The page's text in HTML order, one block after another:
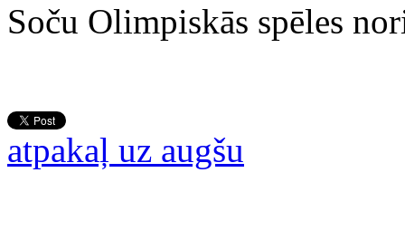
Soču Olimpiskās spēles
atpakaļ uz augšu